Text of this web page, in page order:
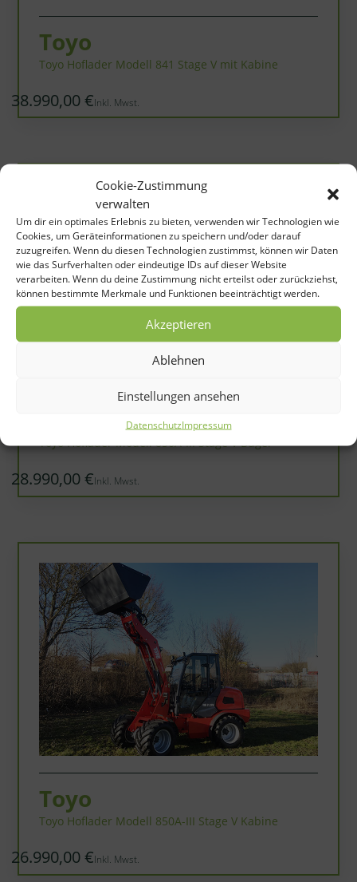
Cookie-Zustimmung
verwalten
Um dir ein optimales Erlebnis zu bieten, verwenden wir Technologien wie
Cookies, um Geräteinformationen zu speichern und/oder darauf
zuzugreifen. Wenn du diesen Technologien zustimmst, können wir Daten
wie das Surfverhalten oder eindeutige IDs auf dieser Website
verarbeiten. Wenn du deine Zustimmung nicht erteilst oder zurückziehst,
können bestimmte Merkmale und Funktionen beeinträchtigt werden.
Akzeptieren
Ablehnen
Einstellungen ansehen
DatenschutzImpressum
Toyo
Toyo Hoflader Modell 841 Stage V mit Kabine
38.990,00 €Inkl. Mwst.
Toyo Hoflader Modell 850A-III Stage V Bügel
28.990,00 €Inkl. Mwst.
Toyo
Toyo Hoflader Modell 850A-III Stage V Kabine
26.990,00 €Inkl. Mwst.